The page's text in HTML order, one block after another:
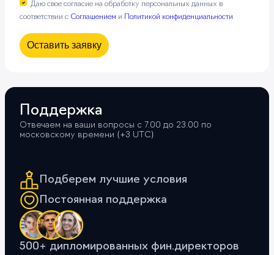
Даю свое согласие на обработку персональных данных в
соответствии с Соглашением и Политикой конфиденциальности
Оставить заявку
Поддержка
Отвечаем на ваши вопросы с 7.00 до 23.00 по
московскому времени (+3 UTС)
Подберем лучшие условия
Постоянная поддержка
500+ дипломированных фин.директоров